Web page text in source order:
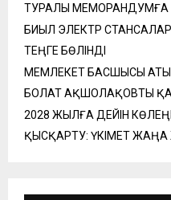
ТУРАЛЫ
БИЫЛ ЭЛЕКТР
ТЕҢГЕ БӨЛІНДІ
МЕМЛЕКЕТ БАСШЫСЫ
БОЛАТ АҚШОЛАҚОВТЫ
2028 ЖЫЛҒА ДЕЙІН
ҚЫСҚАРТУ: ҮКІМЕТ ЖАҢА